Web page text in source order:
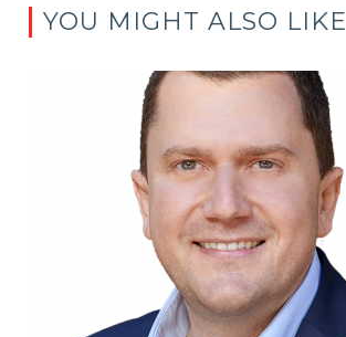
YOU MIGHT ALSO LIKE